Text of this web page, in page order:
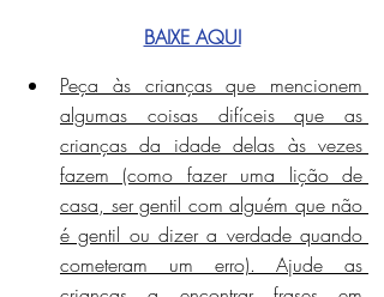
BAIXE AQUI
Peça às crianças que mencionem
algumas coisas difíceis que as
crianças da idade delas às vezes
fazem (como fazer uma lição de
casa, ser gentil com alguém que não
é gentil ou dizer a verdade quando
cometeram um erro). Ajude as